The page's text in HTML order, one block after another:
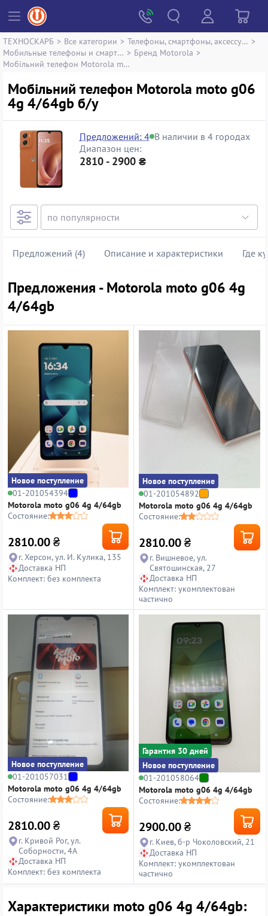
ТЕХНОСКАРБ > Все категории > Телефоны, смартфоны, аксессуары >
Мобильные телефоны и смартфоны > Бренд Motorola >
Мобільний телефон Motorola moto g06 4g 4/64gb
Мобільний телефон Motorola moto g06
4g 4/64gb б/у
Предложений: 4 В наличии в 4 городах
Диапазон цен:
2810 - 2900 ₴
Предложений (4) Описание и характеристики Где
Предложения - Motorola moto g06 4g
4/64gb
Новое поступление
01-201054394
Motorola moto g06 4g 4/64gb
Состояние:
2810.00₴
г. Херсон, ул. И. Кулика, 135
Доставка НП
Комплект: без комплекта
Новое поступление
01-201054892
Motorola moto g06 4g 4/64gb
Состояние:
2810.00₴
г. Вишневое, ул.
Святошинская, 27
Доставка НП
Комплект: укомплектован
частично
Новое поступление
01-201057031
Motorola moto g06 4g 4/64gb
Состояние:
2810.00₴
г. Кривой Рог, ул.
Соборности, 4А
Доставка НП
Комплект: без комплекта
Гарантия 30 дней
Новое поступление
01-201058064
Motorola moto g06 4g 4/64gb
Состояние:
2900.00₴
г. Киев, б-р Чоколовский, 21
Доставка НП
Комплект: укомплектован
частично
Характеристики moto g06 4g 4/64gb: